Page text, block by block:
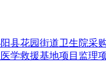
县花园街道卫生院采
学救援基地项目监理